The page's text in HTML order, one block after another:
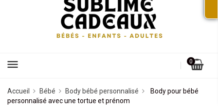
menu 0
Accueil Bébé Body bébé personnalisé
Body pour bébé
personnalisé avec une tortue et prénom